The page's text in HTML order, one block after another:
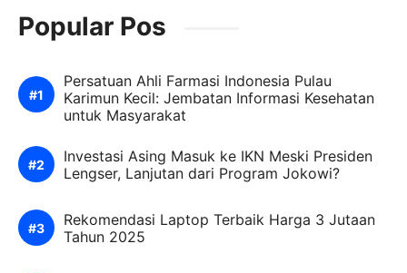
Popular Pos
Persatuan Ahli Farmasi Indonesia Pulau
Karimun Kecil: Jembatan Informasi Kesehatan
untuk Masyarakat
Investasi Asing Masuk ke IKN Meski Presiden
Lengser, Lanjutan dari Program Jokowi?
Rekomendasi Laptop Terbaik Harga 3 Jutaan
Tahun 2025